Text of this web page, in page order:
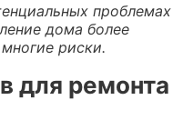
проблемах
дома более
риски.
для ремонта